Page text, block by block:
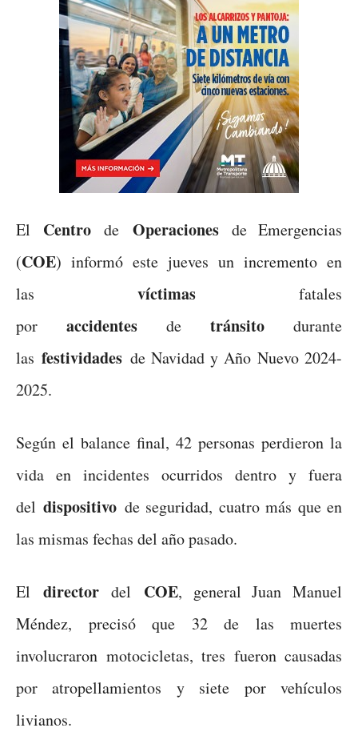
El Centro de Operacionesde Emergencias
(COE) informó este jueves un incremento en
las víctimas fatales
por accidentes de tránsito durante
lasfestividades de Navidad y Año Nuevo 2024-
2025.
Según el balance final, 42 personas perdieron la
vida en incidentes ocurridos dentro y fuera
deldispositivo de seguridad, cuatro más que en
las mismas fechas del año pasado.
El directordel COE, general Juan Manuel
Méndez, precisó que 32 de las muertes
involucraron motocicletas, tres fueron causadas
por atropellamientos y siete por vehículos
livianos.